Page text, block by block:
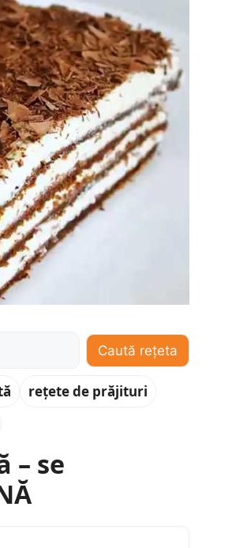
Caută rețeta
rețete de prăjituri
– se